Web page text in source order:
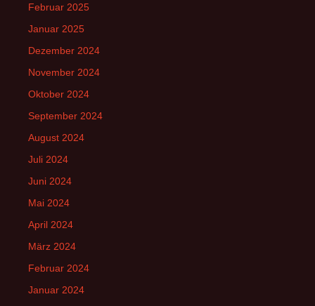
Februar 2025
Januar 2025
Dezember 2024
November 2024
Oktober 2024
September 2024
August 2024
Juli 2024
Juni 2024
Mai 2024
April 2024
März 2024
Februar 2024
Januar 2024